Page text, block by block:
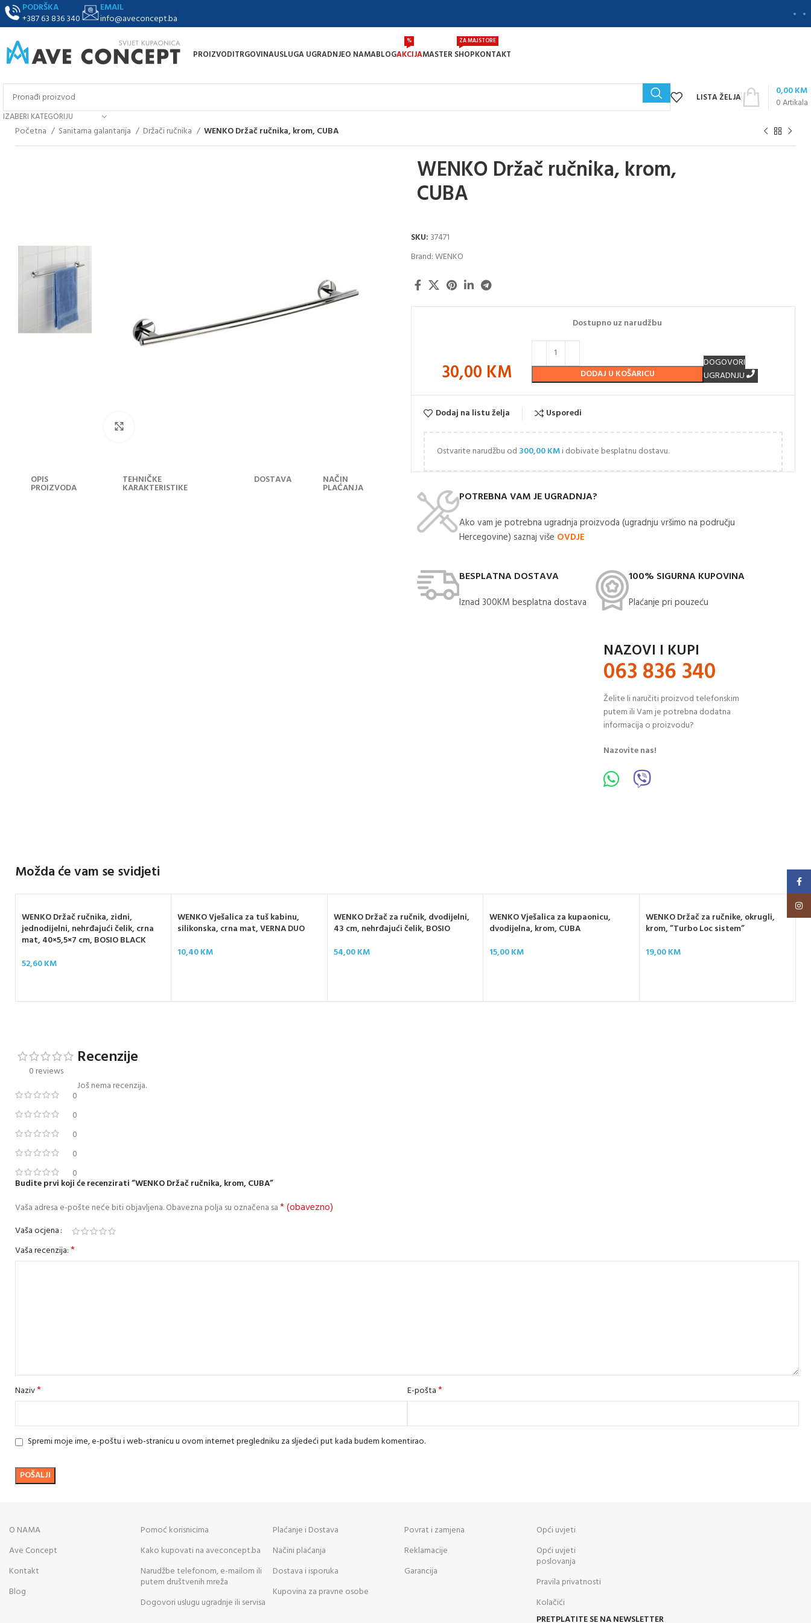
PODRŠKA
+387 63 836 340
EMAIL
info@aveconcept.ba
PROIZVODITRGOVINAUSLUGA UGRADNJEO NAMABLOGAKCIJA
%
MASTER SHOP
ZA MAJSTORE
KONTAKT
IZABERI KATEGORIJU
LISTA ŽELJA 0Artikala
0,00KM
Početna Sanitarna galantarija Držači ručnika WENKO Držač ručnika, krom, CUBA
OPIS
PROIZVODA
TEHNIČKE
KARAKTERISTIKE
DOSTAVA NAČIN
PLAĆANJA
WENKO Držač ručnika, krom,
CUBA
SKU: 37471
Brand:WENKO
30,00 KM
Dostupno uz narudžbu
DODAJ U KOŠARICU
DOGOVORI
UGRADNJU
Dodaj na listu želja Usporedi
Ostvarite narudžbu od 300,00KMi dobivate besplatnu dostavu.
POTREBNA VAM JE UGRADNJA?
Ako vam je potrebna ugradnja proizvoda (ugradnju vršimo na području
Hercegovine) saznaj više OVDJE
BESPLATNA DOSTAVA
Iznad 300KM besplatna dostava​
100% SIGURNA KUPOVINA
Plaćanje pri pouzeću
NAZOVI I KUPI
063 836 340
Želite li naručiti proizvod telefonskim
putem ili Vam je potrebna dodatna
informacija o proizvodu?
Nazovite nas!
Možda će vam se svidjeti
WENKO Držač ručnika, zidni,
jednodijelni, nehrđajući čelik, crna
mat, 40×5,5×7 cm, BOSIO BLACK
52,60KM
WENKO Vješalica za tuš kabinu,
silikonska, crna mat, VERNA DUO
10,40KM
WENKO Držač za ručnik, dvodijelni,
43 cm, nehrđajući čelik, BOSIO
54,00KM
WENKO Vješalica za kupaonicu,
dvodijelna, krom, CUBA
15,00KM
WENKO Držač za ručnike, okrugli,
krom, ”Turbo Loc sistem”
19,00KM
0 reviews
0
0
0
0
0
Recenzije
Još nema recenzija.
Budite prvi koji će recenzirati “WENKO Držač ručnika, krom, CUBA”
Vaša adresa e-pošte neće biti objavljena.Obavezna polja su označena sa* (obavezno)
Vaša ocjena
Vaša recenzija:*
Naziv* E-pošta*
Spremi moje ime, e-poštu i web-stranicu u ovom internet pregledniku za sljedeći put kada budem komentirao.
O NAMA
Ave Concept
Kontakt
Blog
Pomoć korisnicima
Kako kupovati na aveconcept.ba
Narudžbe telefonom, e-mailom ili
putem društvenih mreža
Dogovori uslugu ugradnje ili servisa
Plaćanje i Dostava
Načini plaćanja
Dostava i isporuka
Kupovina za pravne osobe
Povrat i zamjena
Reklamacije
Garancija
Opći uvjeti
Opći uvjeti
poslovanja
Pravila privatnosti
Kolačići
PRETPLATITE SE NA NEWSLETTER